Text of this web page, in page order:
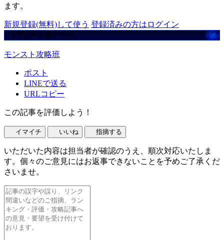
ます。
新規登録(無料)して使う 登録済みの方はログイン
この記事を書いた人
モンスト攻略班
ポスト
LINEで送る
URLコピー
この記事を評価しよう！
イマイチ いいね 指摘する
いただいた内容は担当者が確認のうえ、順次対応いたしま
す。個々のご意見にはお返事できないことを予めご了承くだ
さいませ。